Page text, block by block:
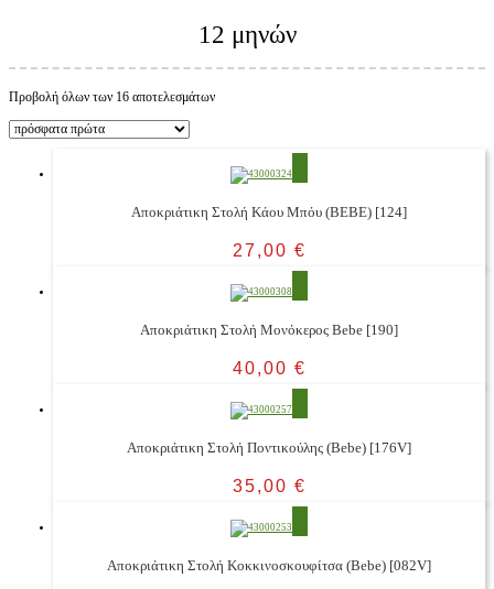
12 μηνών
Προβολή όλων των 16 αποτελεσμάτων
Αποκριάτικη Στολή Κάου Μπόυ (BEBE) [124]
27,00 €
Αποκριάτικη Στολή Μονόκερος Bebe [190]
40,00 €
Αποκριάτικη Στολή Ποντικούλης (Bebe) [176V]
35,00 €
Αποκριάτικη Στολή Κοκκινοσκουφίτσα (Bebe) [082V]